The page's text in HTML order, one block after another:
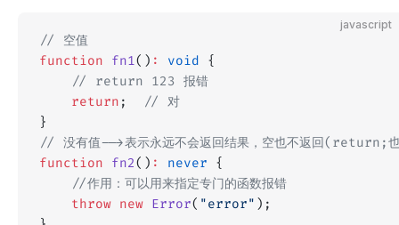
javascript
// 空值
function fn1() : void
{
	// return 123 报错
	return
;
// 对
}
// 没有值-->表示永远不会返回结果，空也不返回(return;
function fn2() : never {
	//作用：可以用来指定专门的函数报错
	throw
new Error( "error" );